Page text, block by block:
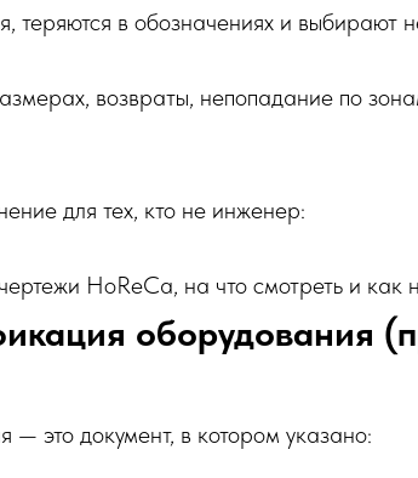
теряются в обозначениях и выбирают
возвраты, непопадание по
для тех, кто не инженер:
HoReCa, на что смотреть и как
оборудования
это документ, в котором указано: